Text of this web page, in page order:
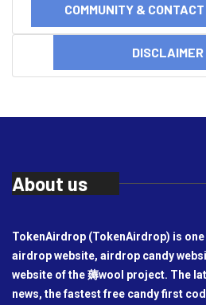
COMMUNITY &
About us
TokenAirdrop (TokenAirdrop) is
airdrop website, airdrop candy
website of the 薅wool project. The
news, the fastest free candy first